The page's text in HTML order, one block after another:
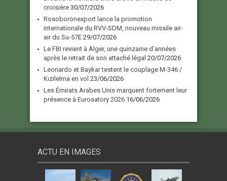
croisière 30/07/2026
Rosoboronexport lance la promotion
internationale du RVV-SDM, nouveau missile air-
air du Su-57E 29/07/2026
Le FBI revient à Alger, une quinzaine d’années
après le retrait de son attaché légal 20/07/2026
Leonardo et Baykar testent le couplage M-346 /
Kızılelma en vol 23/06/2026
Les Émirats Arabes Unis marquent fortement leur
présence à Eurosatory 2026 16/06/2026
ACTU EN IMAGES